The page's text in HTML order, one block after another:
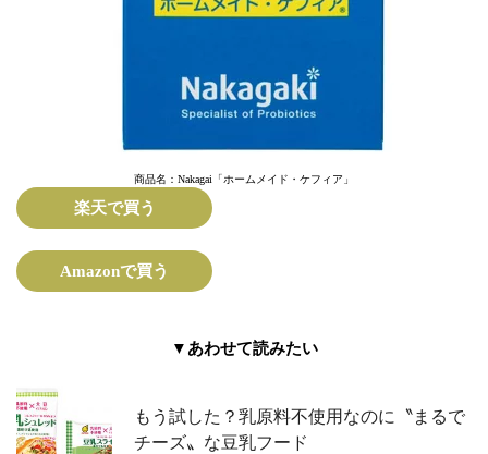
商品名：Nakagai「ホームメイド・ケフィア」
楽天で買う
Amazonで買う
▼あわせて読みたい
もう試した？乳原料不使用なのに〝まるで
チーズ〟な豆乳フード